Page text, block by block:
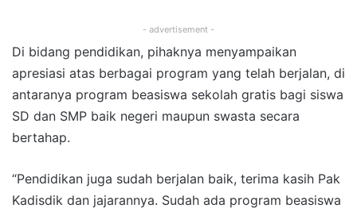
- advertisement -
Di bidang pendidikan, pihaknya menyampaikan
apresiasi atas berbagai program yang telah berjalan, di
antaranya program beasiswa sekolah gratis bagi siswa
SD dan SMP baik negeri maupun swasta secara
bertahap.
“Pendidikan juga sudah berjalan baik, terima kasih Pak
Kadisdik dan jajarannya. Sudah ada program beasiswa